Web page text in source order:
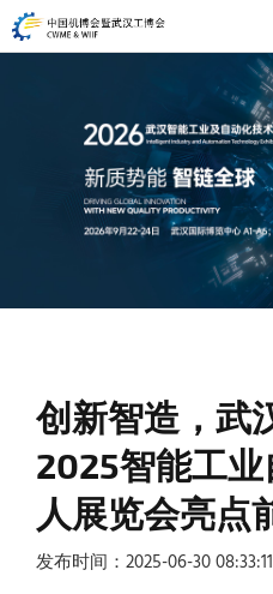
首
动
新
创新智造，
2025智能工
人展览会亮点
发布时间：2025-06-30 08:33:11